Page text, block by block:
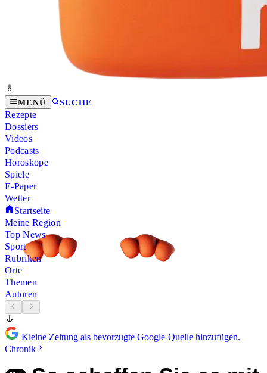
MENÜ SUCHE
Rezepte
Dossiers
Videos
Podcasts
Horoskope
Spiele
E-Paper
Wetter
Startseite
Meine Region
Top News
Sport
Rubriken
Orte
Themen
Autoren
Kleine Zeitung als bevorzugte Google-Quelle hinzufügen.
Chronik